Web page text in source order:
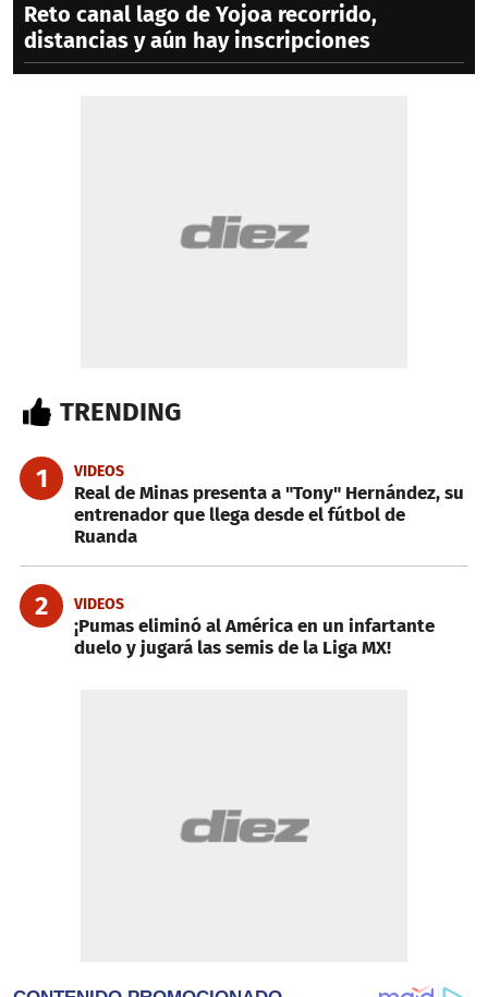
Reto canal lago de Yojoa recorrido,
distancias y aún hay inscripciones
TRENDING
1 VIDEOS
Real de Minas presenta a "Tony" Hernández, su
entrenador que llega desde el fútbol de
Ruanda
2 VIDEOS
¡Pumas eliminó al América en un infartante
duelo y jugará las semis de la Liga MX!